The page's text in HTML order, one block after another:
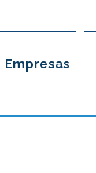
Empresas